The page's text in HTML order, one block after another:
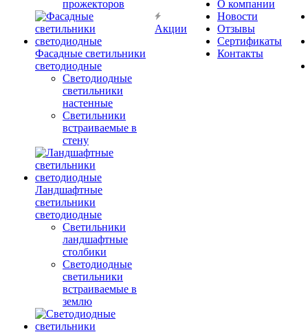
прожекторов
Фасадные светильники
светодиодные
Светодиодные
светильники
настенные
Светильники
встраиваемые в
стену
Ландшафтные
светильники
светодиодные
Светильники
ландшафтные
столбики
Светодиодные
светильники
встраиваемые в
землю
Акции
О компании
Новости
Отзывы
Сертификаты
Контакты